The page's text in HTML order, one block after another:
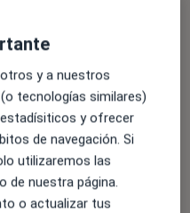
volver a beber, al
los efectos del
tomando
y a nuestros
tecnologías similares)
y ofrecer
de navegación. Si
utilizaremos las
de nuestra página.
o actualizar tus